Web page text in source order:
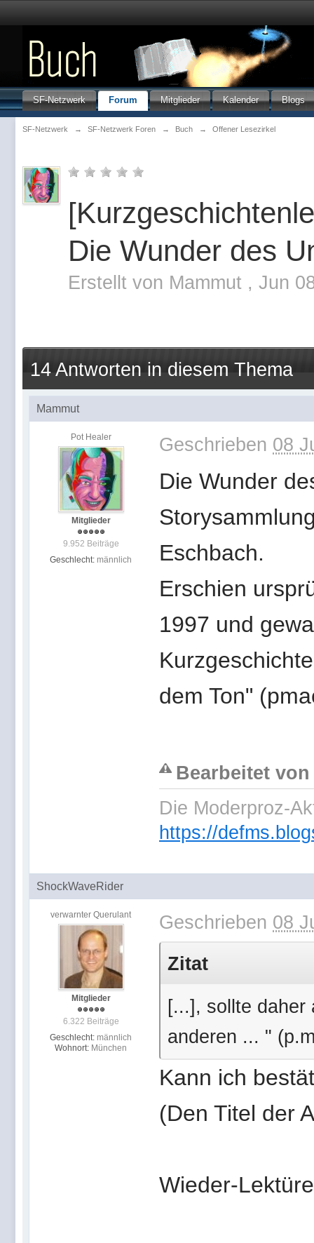
SF-Netzwerk Forum Mitglieder Kalender Blogs
SF-Netzwerk → SF-Netzwerk Foren → Buch → Offener Lesezirkel
Die Wunder des
Erstellt von Mammut , Jun
14 Antworten in diesem Thema
Mammut
Pot Healer
Mitglieder
9.952 Beiträge
Geschlecht: männlich
Geschrieben 08
Die Wunder
Eschbach.
Erschien
1997 und
dem Ton"
Bearbeitet von
Die Moderproz-
https://
ShockWaveRider
verwarnter Querulant
Mitglieder
6.322 Beiträge
Geschlecht: männlich
Wohnort: München
Geschrieben 08
Zitat
[...], sollte
anderen ... "
Kann ich
(Den Titel der
Wieder-